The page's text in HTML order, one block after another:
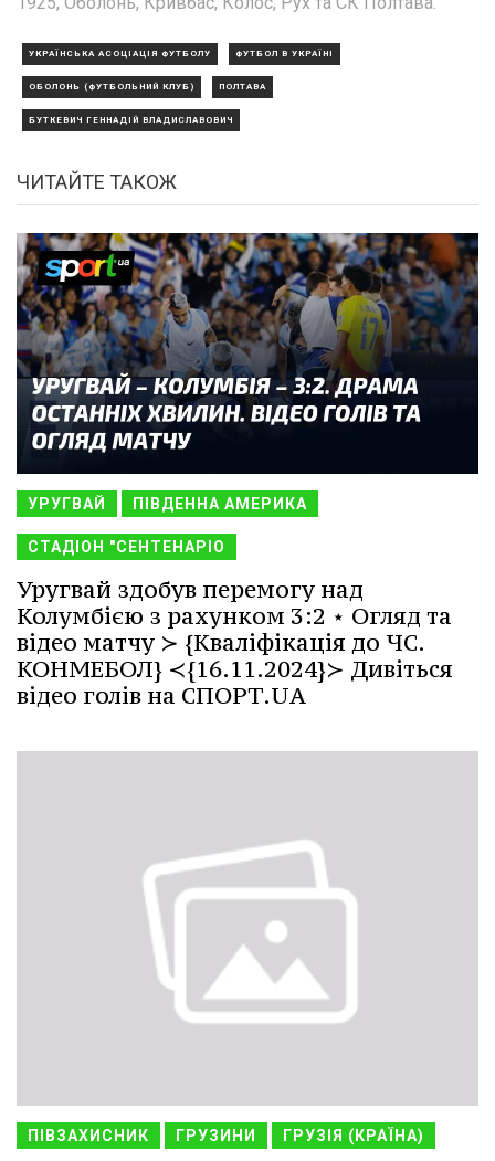
УКРАЇНСЬКА АСОЦІАЦІЯ ФУТБОЛУ ФУТБОЛ В УКРАЇНІ
ОБОЛОНЬ (ФУТБОЛЬНИЙ КЛУБ) ПОЛТАВА
БУТКЕВИЧ ГЕННАДІЙ ВЛАДИСЛАВОВИЧ
ЧИТАЙТЕ ТАКОЖ
УРУГВАЙ ПІВДЕННА АМЕРИКА
СТАДІОН "СЕНТЕНАРІО
Уругвай здобув перемогу над
Колумбією з рахунком 3:2 ⋆ Огляд та
відео матчу ≻ {Кваліфікація до ЧС.
КОНМЕБОЛ} ≺{16.11.2024}≻ Дивіться
відео голів на СПОРТ.UA
ПІВЗАХИСНИК ГРУЗИНИ ГРУЗІЯ (КРАЇНА)